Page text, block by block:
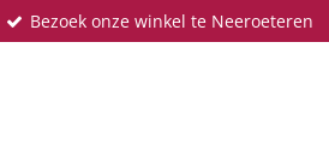
Bezoek onze winkel te Neeroeteren